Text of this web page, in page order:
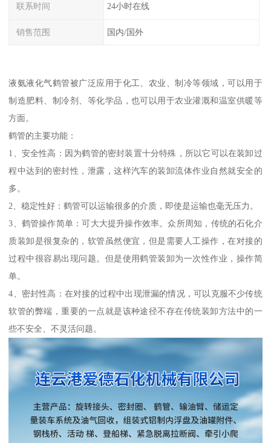
联系时间 24小时在线
销售范围 国内/国外
液氨液化气鹤管被广泛应用于化工、农业、制冷等领域，可以用于
制造肥料、制冷剂、等化学品，也可以用于农业灌溉和温室供暖等
方面。
鹤管的主要功能：
1、安全性高：因为鹤管的密封装置十分特殊，所以它可以在装卸过
程中达到的密封性，泄露，这样汽车的装卸流体作业自然就安全的
多。
2、稳定性好：鹤管可以运输很多的介质，即使是运输也毫无压力。
3、鹤管操作简单：可大大提升操作效率。众所周知，传统的石化介
质装卸是很复杂的，软管虽然便宜，但是需要人工操作，在对接的
过程中很容易出现问题。但是使用鹤管装卸为一次性作业，操作简
单。
4、密封性高：在对接的过程中出现泄漏的情况，可以克服不少传统
软管的弊端，重要的一点就是该种途径不存在传统装卸方法中的一
些不安全、不灵活问题。